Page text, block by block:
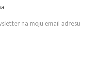
na moju email adresu